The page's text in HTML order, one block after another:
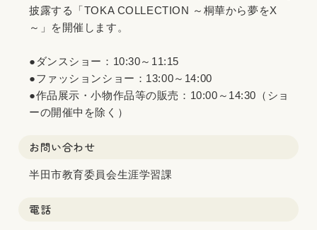
披露する「TOKA COLLECTION ～桐華から夢をX
～」を開催します。
●ダンスショー：10:30～11:15
●ファッションショー：13:00～14:00
●作品展示・小物作品等の販売：10:00～14:30（ショ
ーの開催中を除く）
お問い合わせ
半田市教育委員会生涯学習課
電話